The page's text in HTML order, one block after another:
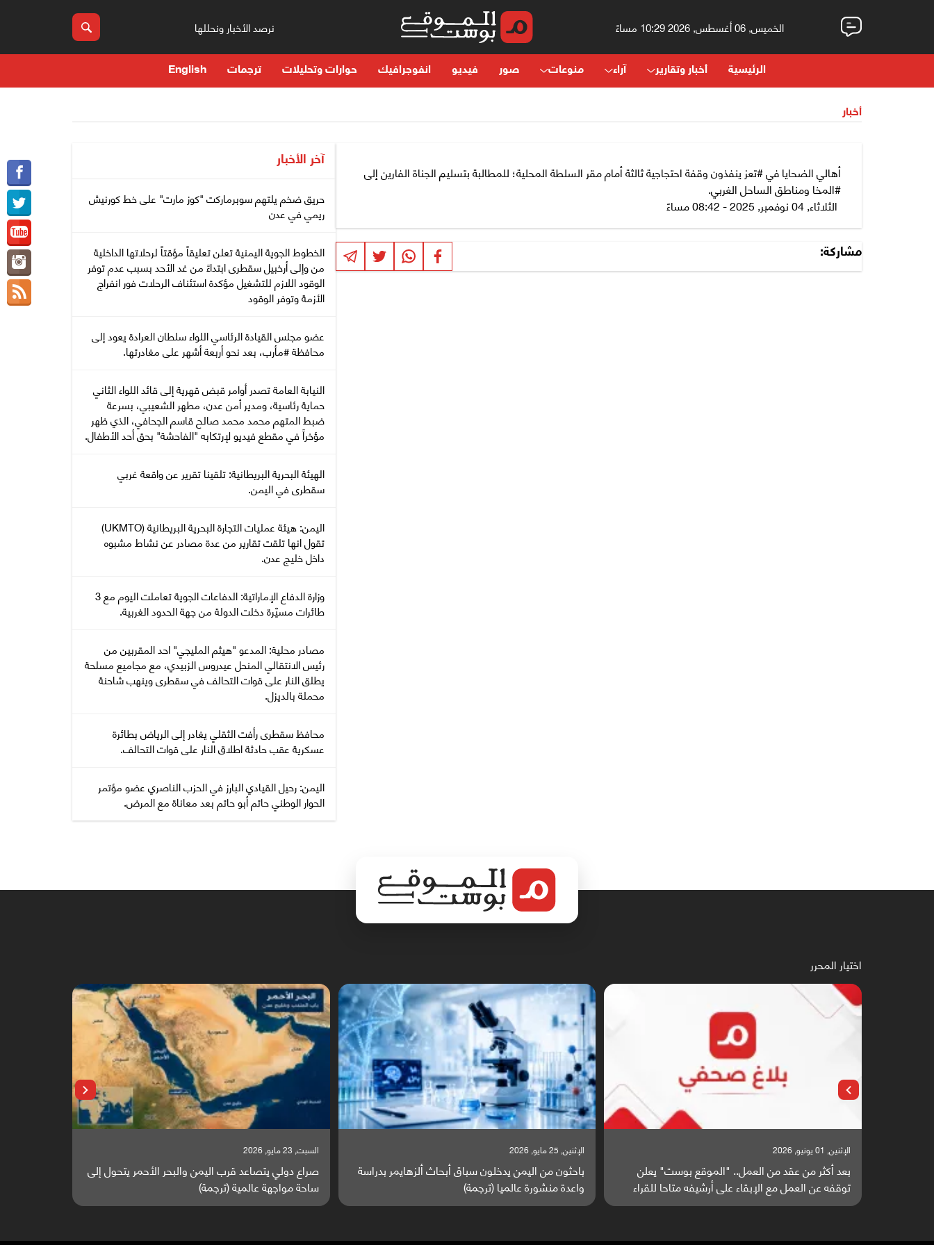
الخميس, 06 أغسطس, 2026 10:29 مساءً نرصد الأخبار ونحللها
الرئيسية أخبار وتقارير آراء منوعات صور فيديو انفوجرافيك حوارات وتحليلات ترجمات English
أخبار
أهالي الضحايا في #تعز ينفذون وقفة احتجاجية ثالثة أمام مقر السلطة المحلية؛ للمطالبة بتسليم الجناة الفارين إلى
#المخا ومناطق الساحل الغربي.
الثلاثاء, 04 نوفمبر, 2025 - 08:42 مساءً
مشاركة:
آخر الأخبار
حريق ضخم يلتهم سوبرماركت "كوز مارت" على خط كورنيش
ريمي في عدن
الخطوط الجوية اليمنية تعلن تعليقاً مؤقتاً لرحلاتها الداخلية
من وإلى أرخبيل سقطرى ابتداءً من غد الأحد بسبب عدم توفر
الوقود اللازم للتشغيل مؤكدة استئناف الرحلات فور انفراج
الأزمة وتوفر الوقود
عضو مجلس القيادة الرئاسي اللواء سلطان العرادة يعود إلى
محافظة #مأرب، بعد نحو أربعة أشهر على مغادرتها.
النيابة العامة تصدر أوامر قبض قهرية إلى قائد اللواء الثاني
حماية رئاسية، ومدير أمن عدن، مطهر الشعيبي، بسرعة
ضبط المتهم محمد محمد صالح قاسم الجحافي، الذي ظهر
مؤخراً في مقطع فيديو لإرتكابه "الفاحشة" بحق أحد الأطفال.
‏الهيئة البحرية البريطانية: تلقينا تقرير عن واقعة غربي
سقطرى في اليمن.
اليمن: هيئة عمليات التجارة البحرية البريطانية (UKMTO)
تقول انها تلقت تقارير من عدة مصادر عن نشاط مشبوه
داخل خليج عدن.
وزارة الدفاع الإماراتية: الدفاعات الجوية تعاملت اليوم مع 3
طائرات مسيّرة دخلت الدولة من جهة الحدود الغربية.
مصادر محلية: المدعو "هيثم المليجي" احد المقربين من
رئيس الانتقالي المنحل عيدروس الزبيدي، مع مجاميع مسلحة
يطلق النار على قوات التحالف في سقطرى وينهب شاحنة
محملة بالديزل.
محافظ سقطرى رأفت الثقلي يغادر إلى الرياض بطائرة
عسكرية عقب حادثة اطلاق النار على قوات التحالف.
اليمن: رحيل القيادي البارز في الحزب الناصري عضو مؤتمر
الحوار الوطني حاتم أبو حاتم بعد معاناة مع المرض.
اختيار المحرر
الإثنين, 01 يونيو, 2026
بعد أكثر من عقد من العمل.. "الموقع بوست" يعلن
توقفه عن العمل مع الإبقاء على أرشيفه متاحا للقراء
الإثنين, 25 مايو, 2026
باحثون من اليمن يدخلون سباق أبحاث ألزهايمر بدراسة
واعدة منشورة عالميا (ترجمة)
السبت, 23 مايو, 2026
صراع دولي يتصاعد قرب اليمن والبحر الأحمر يتحول إلى
ساحة مواجهة عالمية (ترجمة)